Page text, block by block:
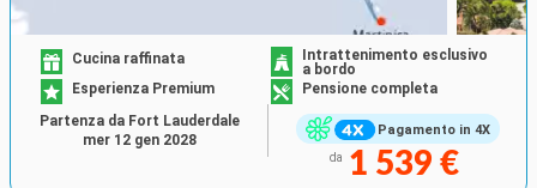
Pagamento in 4X
Cucina raffinata
Intrattenimento esclusivo
a bordo
Esperienza Premium
Pensione completa
da 1 539 €
Partenza da Fort Lauderdale
mer 12 gen 2028